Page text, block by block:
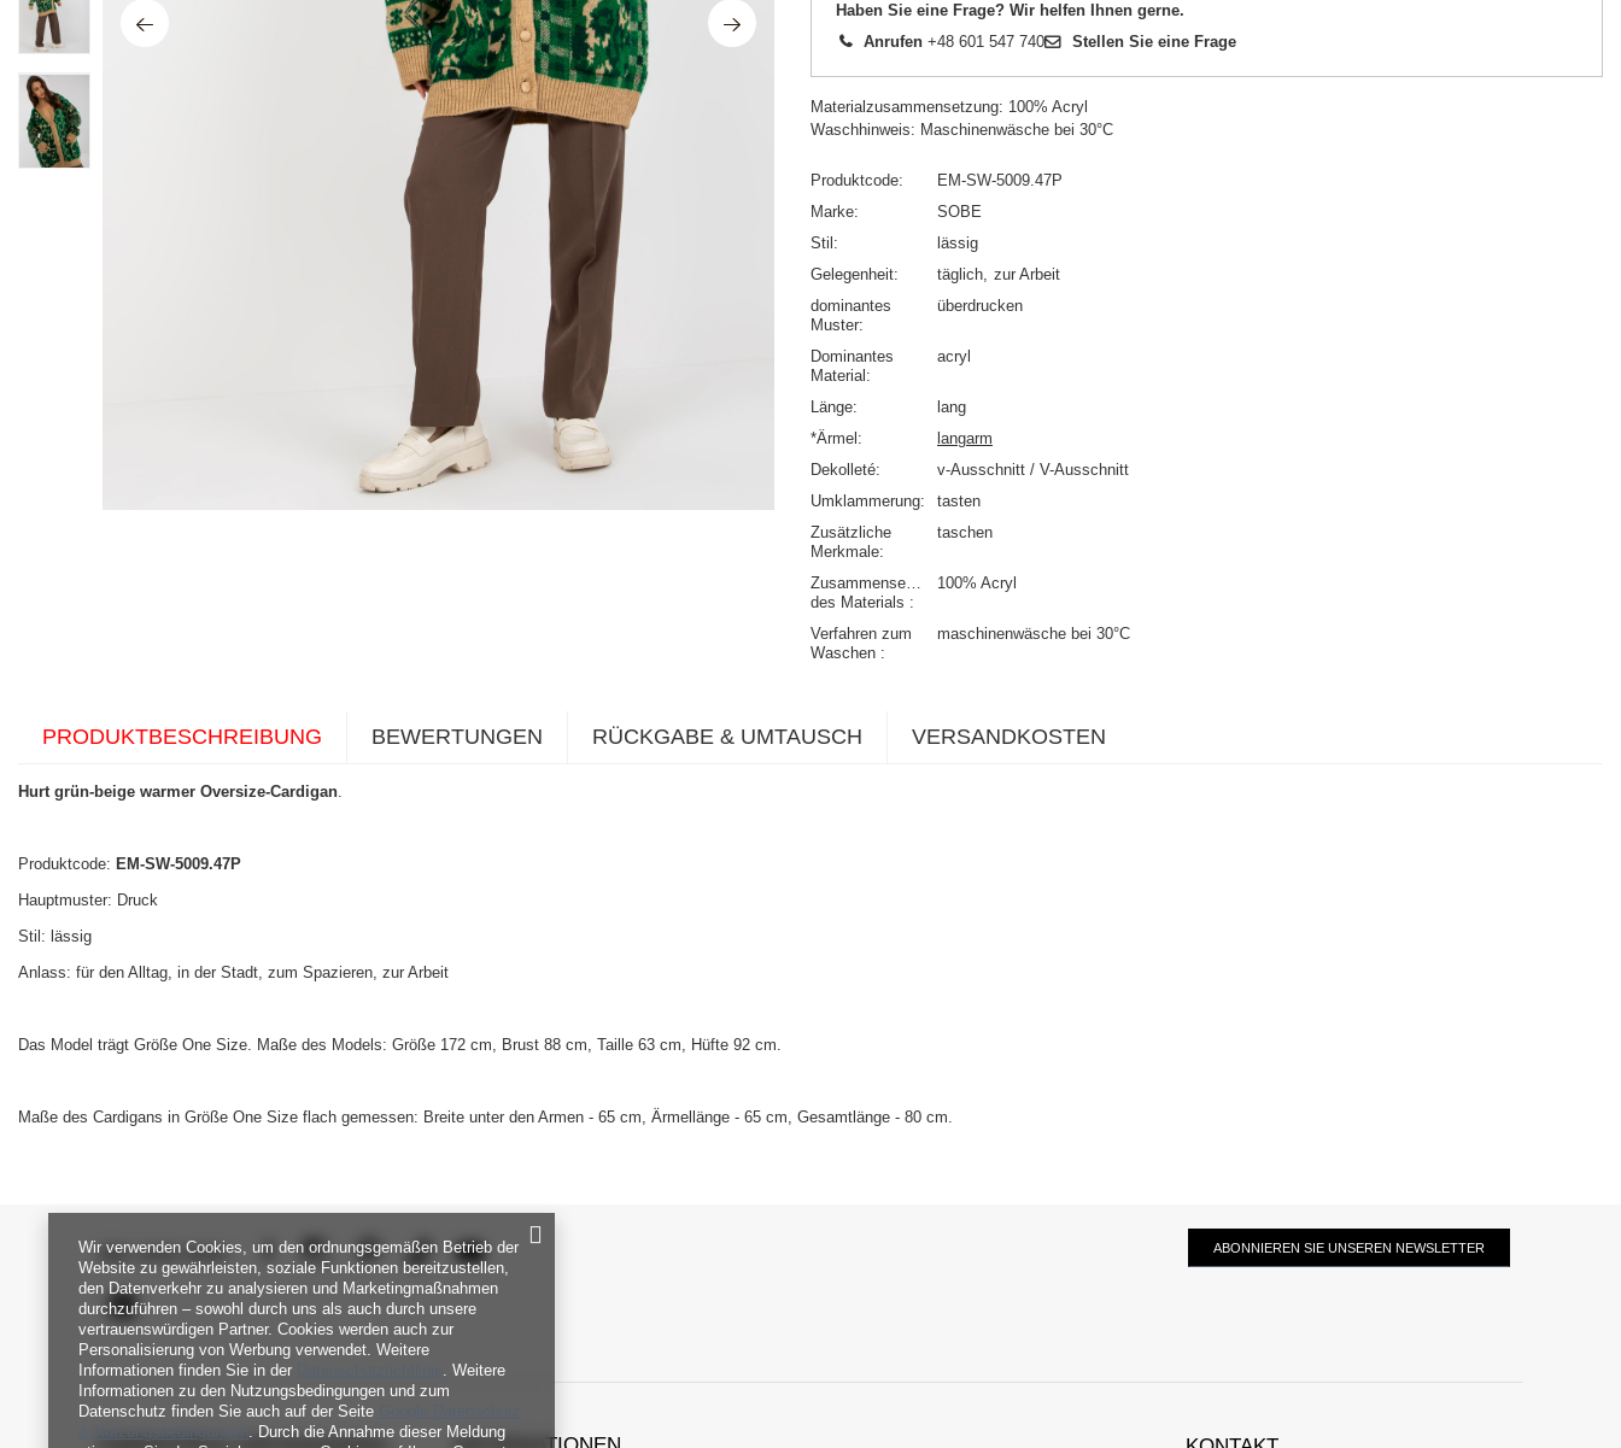
Haben Sie eine Frage? Wir helfen Ihnen gerne.
Anrufen +48 601 547 740 Stellen Sie eine Frage
Materialzusammensetzung: 100% Acryl
Waschhinweis: Maschinenwäsche bei 30°C
Produktcode
EM-SW-5009.47P
Marke
SOBE
Stil
lässig
Gelegenheit
täglich zur Arbeit
dominantes
Muster
überdrucken
Dominantes
Material
acryl
Länge
lang
*Ärmel
langarm
Dekolleté
v-Ausschnitt / V-Ausschnitt
Umklammerung
tasten
Zusätzliche
Merkmale
taschen
Zusammensetzung
des Materials
100% Acryl
Verfahren zum
Waschen
maschinenwäsche bei 30°C
PRODUKTBESCHREIBUNG BEWERTUNGEN RÜCKGABE & UMTAUSCH VERSANDKOSTEN
Hurt grün-beige warmer Oversize-Cardigan.
Produktcode: EM-SW-5009.47P
Hauptmuster: Druck
Stil: lässig
Anlass: für den Alltag, in der Stadt, zum Spazieren, zur Arbeit
Das Model trägt Größe One Size. Maße des Models: Größe 172 cm, Brust 88 cm, Taille 63 cm, Hüfte 92 cm.
Maße des Cardigans in Größe One Size flach gemessen: Breite unter den Armen - 65 cm, Ärmellänge - 65 cm, Gesamtlänge - 80 cm.
SEI UNS NAH ABONNIEREN SIE UNSEREN NEWSLETTER
Wir verwenden Cookies, um den ordnungsgemäßen Betrieb der
Website zu gewährleisten, soziale Funktionen bereitzustellen,
den Datenverkehr zu analysieren und Marketingmaßnahmen
durchzuführen – sowohl durch uns als auch durch unsere
vertrauenswürdigen Partner. Cookies werden auch zur
Personalisierung von Werbung verwendet. Weitere
Informationen finden Sie in der
. Weitere
Informationen zu den Nutzungsbedingungen und zum
Datenschutz finden Sie auch auf der Seite
& Nutzungsbedingungen . Durch die Annahme dieser Meldung